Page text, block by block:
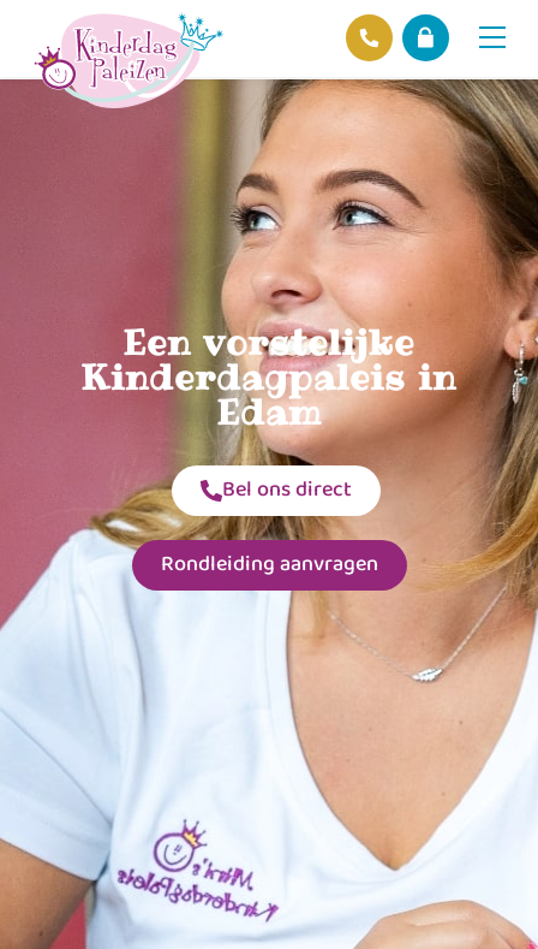
Een vorstelijke
Kinderdagpaleis in
Edam
Bel ons direct
Rondleiding aanvragen